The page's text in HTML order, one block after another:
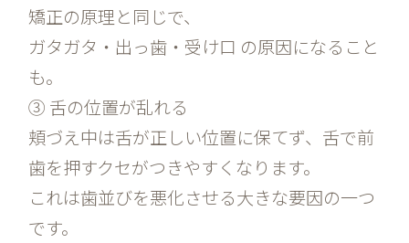
矯正の原理と同じで、
ガタガタ・出っ歯・受け口 の原因になること
も。
③ 舌の位置が乱れる
頬づえ中は舌が正しい位置に保てず、舌で前
歯を押すクセがつきやすくなります。
これは歯並びを悪化させる大きな要因の一つ
です。